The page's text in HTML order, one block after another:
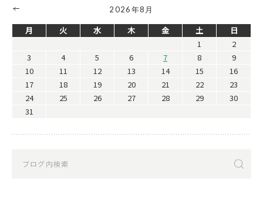
2026年8月
月 火 水 木 金 土
日
1
2
3
4 5 6 7 8
9
10
11 12 13 14 15
16
17
18 19 20 21 22
23
24
25 26 27 28 29
30
31